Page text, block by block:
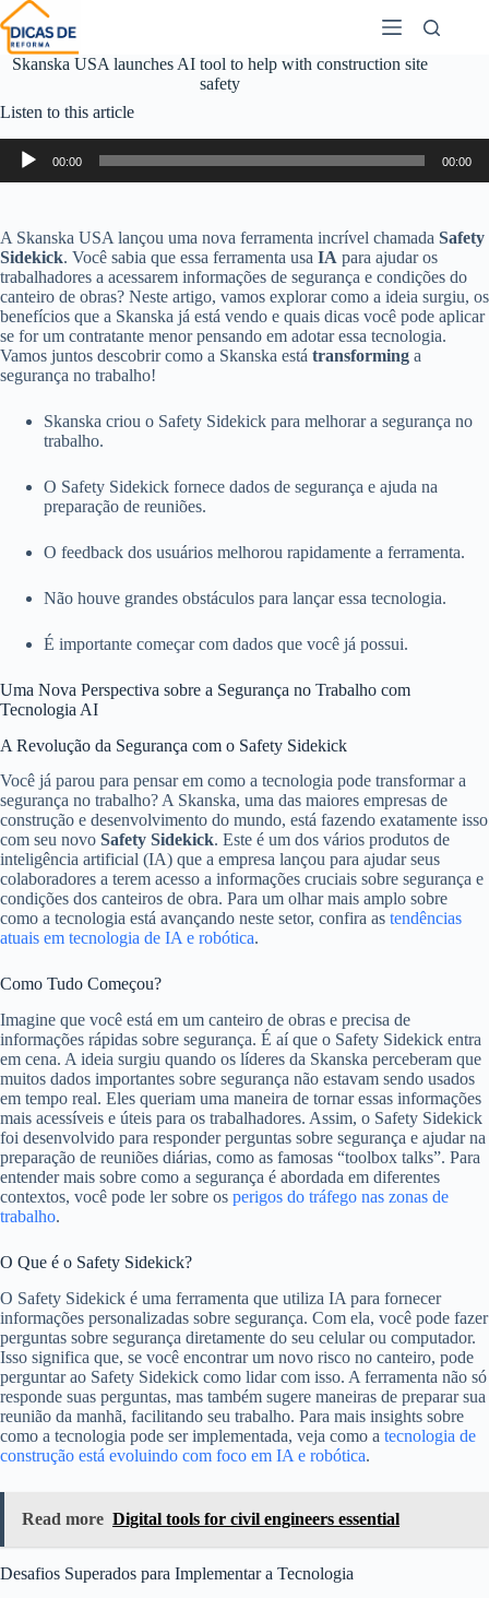
Skanska USA launches AI tool to help with construction site
safety
Listen to this article
Audio
Player
00:00 00:00
A Skanska USA lançou uma nova ferramenta incrível chamada Safety
Sidekick. Você sabia que essa ferramenta usa IA para ajudar os
trabalhadores a acessarem informações de segurança e condições do
canteiro de obras? Neste artigo, vamos explorar como a ideia surgiu, os
benefícios que a Skanska já está vendo e quais dicas você pode aplicar
se for um contratante menor pensando em adotar essa tecnologia.
Vamos juntos descobrir como a Skanska está transforming a
segurança no trabalho!
Skanska criou o Safety Sidekick para melhorar a segurança no
trabalho.
O Safety Sidekick fornece dados de segurança e ajuda na
preparação de reuniões.
O feedback dos usuários melhorou rapidamente a ferramenta.
Não houve grandes obstáculos para lançar essa tecnologia.
É importante começar com dados que você já possui.
Uma Nova Perspectiva sobre a Segurança no Trabalho com
Tecnologia AI
A Revolução da Segurança com o Safety Sidekick
Você já parou para pensar em como a tecnologia pode transformar a
segurança no trabalho? A Skanska, uma das maiores empresas de
construção e desenvolvimento do mundo, está fazendo exatamente isso
com seu novo Safety Sidekick. Este é um dos vários produtos de
inteligência artificial (IA) que a empresa lançou para ajudar seus
colaboradores a terem acesso a informações cruciais sobre segurança e
condições dos canteiros de obra. Para um olhar mais amplo sobre
como a tecnologia está avançando neste setor, confira as tendências
atuais em tecnologia de IA e robótica.
Como Tudo Começou?
Imagine que você está em um canteiro de obras e precisa de
informações rápidas sobre segurança. É aí que o Safety Sidekick entra
em cena. A ideia surgiu quando os líderes da Skanska perceberam que
muitos dados importantes sobre segurança não estavam sendo usados
em tempo real. Eles queriam uma maneira de tornar essas informações
mais acessíveis e úteis para os trabalhadores. Assim, o Safety Sidekick
foi desenvolvido para responder perguntas sobre segurança e ajudar na
preparação de reuniões diárias, como as famosas “toolbox talks”. Para
entender mais sobre como a segurança é abordada em diferentes
contextos, você pode ler sobre os perigos do tráfego nas zonas de
trabalho.
O Que é o Safety Sidekick?
O Safety Sidekick é uma ferramenta que utiliza IA para fornecer
informações personalizadas sobre segurança. Com ela, você pode fazer
perguntas sobre segurança diretamente do seu celular ou computador.
Isso significa que, se você encontrar um novo risco no canteiro, pode
perguntar ao Safety Sidekick como lidar com isso. A ferramenta não só
responde suas perguntas, mas também sugere maneiras de preparar sua
reunião da manhã, facilitando seu trabalho. Para mais insights sobre
como a tecnologia pode ser implementada, veja como a tecnologia de
construção está evoluindo com foco em IA e robótica.
Read more Digital tools for civil engineers essential
Desafios Superados para Implementar a Tecnologia